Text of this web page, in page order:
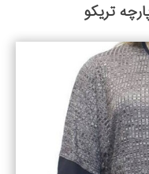
تریکو